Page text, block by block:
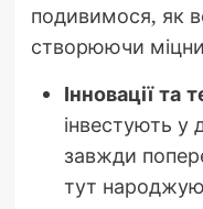
подивимося, як
створюючи
Інновації та
інвестують у
завжди
тут